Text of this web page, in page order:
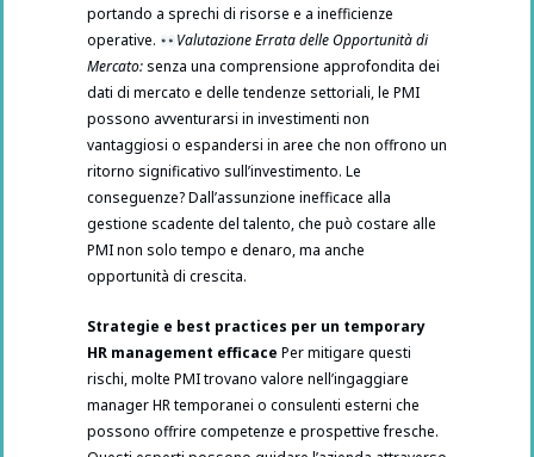
portando a sprechi di risorse e a inefficienze
operative.
Valutazione Errata delle Opportunità di
Mercato: senza una comprensione approfondita dei
dati di mercato e delle tendenze settoriali, le PMI
possono avventurarsi in investimenti non
vantaggiosi o espandersi in aree che non offrono un
ritorno significativo sull’investimento. Le
conseguenze? Dall’assunzione inefficace alla
gestione scadente del talento, che può costare alle
PMI non solo tempo e denaro, ma anche
opportunità di crescita.
Strategie e best practices per un temporary
HR management efficace Per mitigare questi
rischi, molte PMI trovano valore nell’ingaggiare
manager HR temporanei o consulenti esterni che
possono offrire competenze e prospettive fresche.